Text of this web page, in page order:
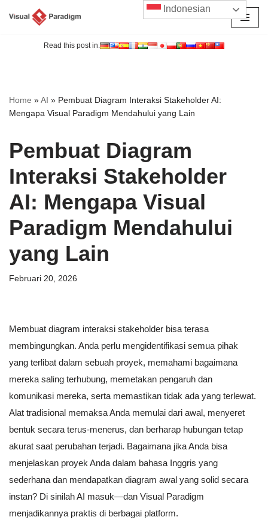
Read this post in:
Home »AI » Pembuat Diagram Interaksi Stakeholder AI:
Mengapa Visual Paradigm Mendahului yang Lain
Pembuat Diagram
Interaksi Stakeholder
AI: Mengapa Visual
Paradigm Mendahului
yang Lain
Februari 20, 2026
Membuat diagram interaksi stakeholder bisa terasa
membingungkan. Anda perlu mengidentifikasi semua pihak
yang terlibat dalam sebuah proyek, memahami bagaimana
mereka saling terhubung, memetakan pengaruh dan
komunikasi mereka, serta memastikan tidak ada yang terlewat.
Alat tradisional memaksa Anda memulai dari awal, menyeret
bentuk secara terus-menerus, dan berharap hubungan tetap
akurat saat perubahan terjadi. Bagaimana jika Anda bisa
menjelaskan proyek Anda dalam bahasa Inggris yang
sederhana dan mendapatkan diagram awal yang solid secara
instan? Di sinilah AI masuk—dan Visual Paradigm
menjadikannya praktis di berbagai platform.
Indonesian